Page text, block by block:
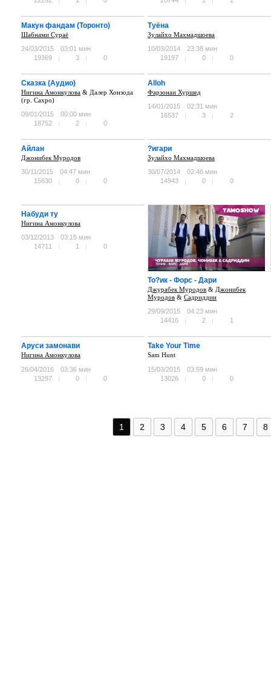
Макун фандам (Торонто)
Шабнами Сураё
24/03/2015
03:01 мин
19369
3 0
Туёна
Зулайхо Махмадшоева
10/03/2014
23:38 мин
19197
0 0
Сказка (Аудио)
Нигина Амонкулова & Далер Хонзода
(гр. Сахро)
09/01/2015
00:00 мин
18752
2 0
Alloh
Фарзонаи Хуршед
14/01/2015
02:31 мин
16537
3 2
Айлан
Джонибек Муродов
30/11/2015
04:47 мин
15630
0 0
?игари
Зулайхо Махмадшоева
30/07/2014
02:46 мин
14943
0 0
Набуди ту
Нигина Амонкулова
03/12/2013
03:15 мин
14711
1 0
То?ик - Форс - Дари
Джурабек Муродов & Джонибек
Муродов & Садриддин
29/09/2015
04:23 мин
14416
2 1
Аруси замонави
Нигина Амонкулова
26/04/2016
03:36 мин
13297
0 0
Take Your Time
Sam Hunt
15/03/2015
03:59 мин
13026
0 0
1 2 3 4 5 6 7 8